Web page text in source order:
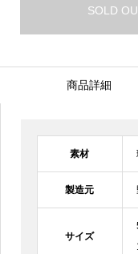
SOLD
商品詳細
素材
製造元
サイズ